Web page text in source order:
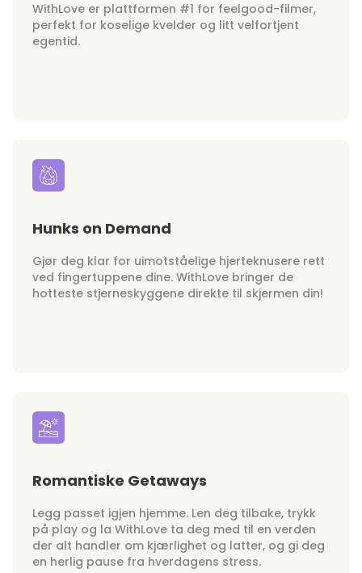
WithLove er plattformen #1 for feelgood-filmer,
perfekt for koselige kvelder og litt velfortjent
egentid.
Hunks on Demand
Gjør deg klar for uimotståelige hjerteknusere rett
ved fingertuppene dine. WithLove bringer de
hotteste stjerneskyggene direkte til skjermen din!
Romantiske Getaways
Legg passet igjen hjemme. Len deg tilbake, trykk
på play og la WithLove ta deg med til en verden
der alt handler om kjærlighet og latter, og gi deg
en herlig pause fra hverdagens stress.